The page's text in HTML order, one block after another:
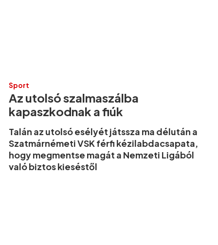
Sport
Az utolsó szalmaszálba
kapaszkodnak a fiúk
Talán az utolsó esélyét játssza ma délután a
Szatmárnémeti VSK férfi kézilabdacsapata,
hogy megmentse magát a Nemzeti Ligából
való biztos kieséstől